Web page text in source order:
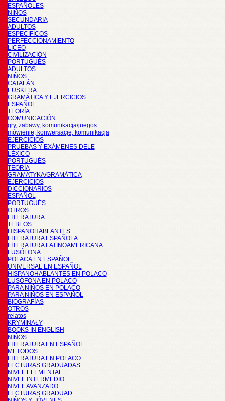
ESPAÑOLES
NIÑOS
SECUNDARIA
ADULTOS
ESPECIFICOS
PERFECCIONAMIENTO
LICEO
CIVILIZACIÓN
PORTUGUÉS
ADULTOS
NIÑOS
CATALÁN
EUSKERA
GRAMÁTICA Y EJERCICIOS
ESPAÑOL
TEORÍA
COMUNICACIÓN
gry, zabawy, komunikacja/juegos
mówienie, konwersacje, komunikacja
EJERCICIOS
PRUEBAS Y EXÁMENES DELE
LÉXICO
PORTUGUÉS
TEORÍA
GRAMATYKA/GRAMÁTICA
EJERCICIOS
DICCIONARIOS
ESPAÑOL
PORTUGUÉS
OTROS
LITERATURA
TEBEOS
HISPANOHABLANTES
LITERATURA ESPAÑOLA
LITERATURA LATINOAMERICANA
LUSÓFONA
POLACA EN ESPAÑOL
UNIVERSAL EN ESPAÑOL
HISPANOHABLANTES EN POLACO
LUSÓFONA EN POLACO
PARA NIÑOS EN POLACO
PARA NIÑOS EN ESPAÑOL
BIOGRAFÍAS
OTROS
relatos
KRYMINAŁY
BOOKS IN ENGLISH
NIÑOS
LITERATURA EN ESPAÑOL
METODOS
LITERATURA EN POLACO
LECTURAS GRADUADAS
NIVEL ELEMENTAL
NIVEL INTERMEDIO
NIVEL AVANZADO
LECTURAS GRADUAD